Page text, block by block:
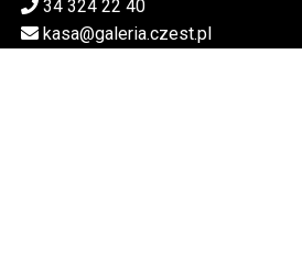
34 324 22 40
kasa@galeria.czest.pl